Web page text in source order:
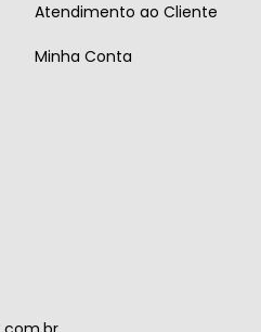
Atendimento ao Cliente
Minha Conta